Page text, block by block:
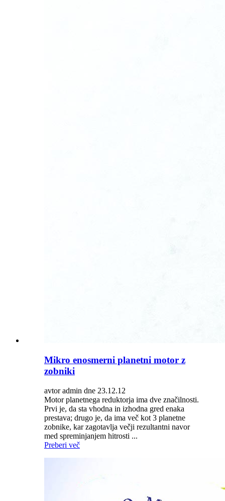
Mikro enosmerni planetni motor z
zobniki
avtor admin dne 23.12.12
Motor planetnega reduktorja ima dve značilnosti.
Prvi je, da sta vhodna in izhodna gred enaka
prestava; drugo je, da ima več kot 3 planetne
zobnike, kar zagotavlja večji rezultantni navor
med spreminjanjem hitrosti ...
Preberi več